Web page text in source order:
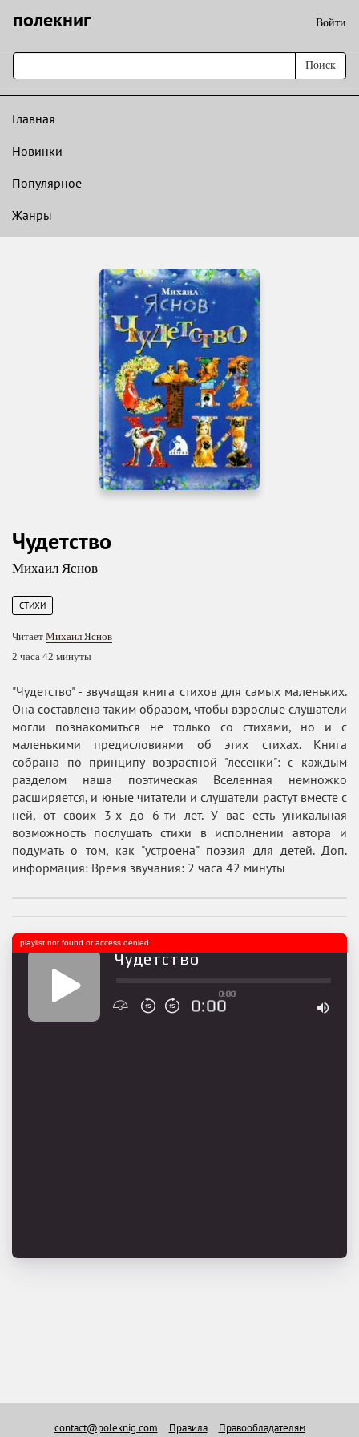
полекниг Войти
Поиск
Главная
Новинки
Популярное
Жанры
Чудетство
Михаил Яснов
СТИХИ
Читает Михаил Яснов
2 часа 42 минуты
"Чудетство" - звучащая книга стихов для самых маленьких.
Она составлена таким образом, чтобы взрослые слушатели
могли познакомиться не только со стихами, но и с
маленькими предисловиями об этих стихах. Книга
собрана по принципу возрастной "лесенки": с каждым
разделом наша поэтическая Вселенная немножко
расширяется, и юные читатели и слушатели растут вместе с
ней, от своих 3-х до 6-ти лет. У вас есть уникальная
возможность послушать стихи в исполнении автора и
подумать о том, как "устроена" поэзия для детей. Доп.
информация: Время звучания: 2 часа 42 минуты
Чудетство
0:00
0:00
playlist not found or access denied
contact@poleknig.com Правила Правообладателям